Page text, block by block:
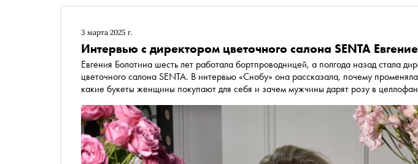
3 марта 2025 г.
Интервью с директором цветочного салона SENTA
Евгения Болотина шесть лет работала бортпроводницей, а полгода назад стала
цветочного салона SENTA. В интервью «Снобу» она рассказала, почему
какие букеты женщины покупают для себя и зачем мужчины дарят розу в